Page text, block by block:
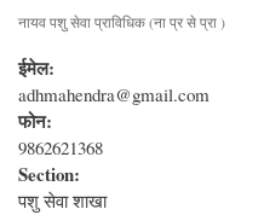
नायव पशु सेवा प्राविधिक (ना प्र से प्रा )
ईमेल:
adhmahendra@gmail.com
फोन:
9862621368
Section:
पशु सेवा शाखा